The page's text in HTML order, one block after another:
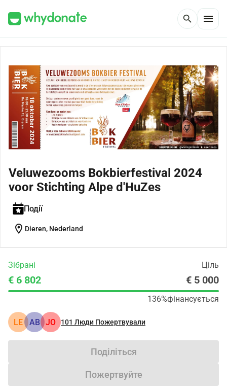
search menu
Veluwezooms Bokbierfestival 2024
voor Stichting Alpe d'HuZes
Події
location_on Dieren, Nederland
Зібрані Ціль
€ 6 802 € 5 000
136%фінансується
LE АВ JO 101 Люди Пожертвували
Поділіться
Пожертвуйте